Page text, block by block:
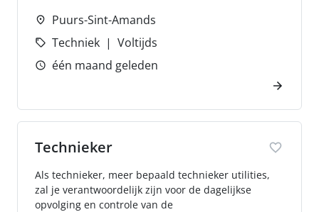
Puurs-Sint-Amands
Techniek
Voltijds
één maand geleden
Technieker
Als technieker, meer bepaald technieker utilities,
zal je verantwoordelijk zijn voor de dagelijkse
opvolging en controle van de